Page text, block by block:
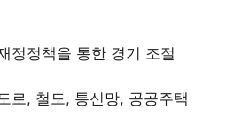
정정책을 통한 경기 조절
로, 철도, 통신망, 공공주택